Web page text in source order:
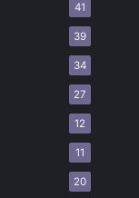
41
39
34
27
12
11
20